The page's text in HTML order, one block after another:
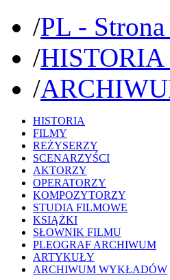
/PL - Strona
/
/
HISTORIA
FILMY
REŻYSERZY
SCENARZYŚCI
AKTORZY
OPERATORZY
KOMPOZYTORZY
STUDIA FILMOWE
KSIĄŻKI
SŁOWNIK FILMU
PLEOGRAF ARCHIWUM
ARTYKUŁY
ARCHIWUM WYKŁADÓW